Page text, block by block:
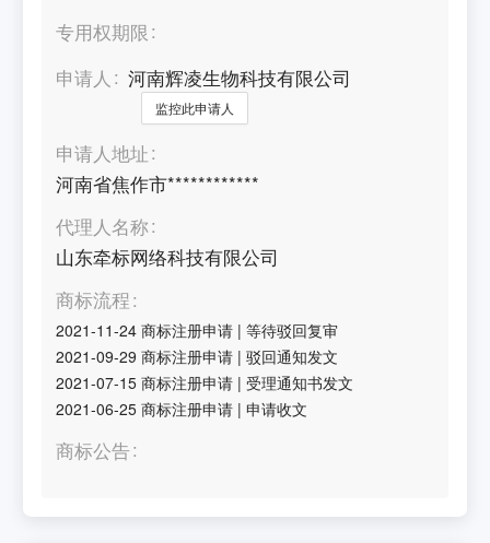
专用权期限
申请人
河南辉凌生物科技有限公司
监控此申请人
申请人地址
河南省焦作市************
代理人名称
山东牵标网络科技有限公司
商标流程
2021-11-24 商标注册申请 |等待驳回复审
2021-09-29 商标注册申请 |驳回通知发文
2021-07-15 商标注册申请 |受理通知书发文
2021-06-25 商标注册申请 |申请收文
商标公告